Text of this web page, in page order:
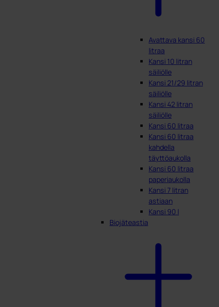
Avattava kansi 60
litraa
Kansi 10 litran
säiliölle
Kansi 21/29 litran
säiliölle
Kansi 42 litran
säiliölle
Kansi 60 litraa
Kansi 60 litraa
kahdella
täyttöaukolla
Kansi 60 litraa
paperiaukolla
Kansi 7 litran
astiaan
Kansi 90 l
Biojäteastia